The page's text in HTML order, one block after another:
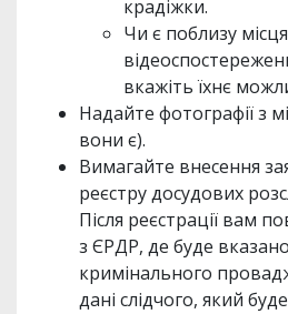
крадіжки.
Чи є поблизу
вкажіть їхнє
Надайте фотографії з
вони є).
Вимагайте внесення
реєстру досудових
Після реєстрації вам
з ЄРДР, де буде
кримінального
дані слідчого, який